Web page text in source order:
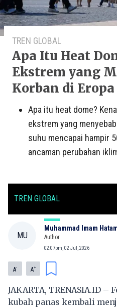
TREN GLOBAL
Apa Itu Heat
Ekstrem yang
Korban di Eropa
Apa itu heat dome?
ekstrem yang
suhu mencapai hampir
ancaman perubahan
TREN GLOBAL
MU
Muhammad Imam
Author
02:07pm, 02 Jul, 2026
A- A+
JAKARTA, TRENASIA.ID –
kubah panas kembali